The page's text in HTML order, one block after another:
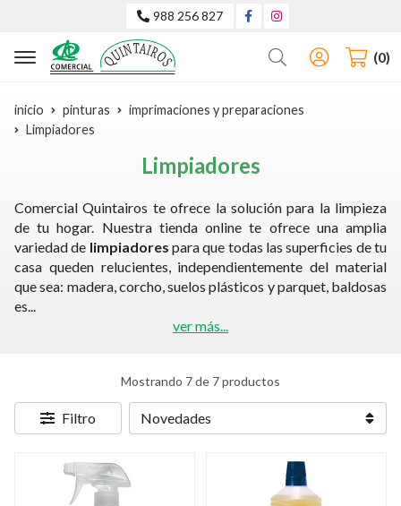
988 256 827
Buscar 0
inicio pinturas
imprimaciones y preparaciones
Limpiadores
Limpiadores
Comercial Quintairos te ofrece la solución para la limpieza
de tu hogar. Nuestra tienda online te ofrece una amplia
variedad de limpiadores para que todas las superficies de tu
casa queden relucientes, independientemente del material
que sea: madera, corcho, suelos plásticos y parquet, baldosas
es...
ver más...
Mostrando 7 de 7 productos
Filtro